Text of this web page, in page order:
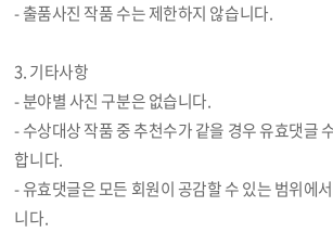
- 출품사진 작품 수는 제한하지 않습니다.
3. 기타사항
- 분야별 사진 구분은 없습니다.
- 수상대상 작품 중 추천수가 같을 경우 유효댓글
합니다.
- 유효댓글은 모든 회원이 공감할 수 있는 범위에
니다.